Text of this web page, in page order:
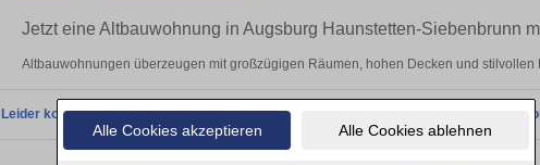
Alle Cookies akzeptieren Alle Cookies ablehnen
Jetzt eine Altbauwohnung in Augsburg Haunstetten-Siebenbrunn
Altbauwohnungen überzeugen mit großzügigen Räumen, hohen Decken und
Leider konnten wir derzeit keine passenden Objekte finden. Schauen Sie bald wieder